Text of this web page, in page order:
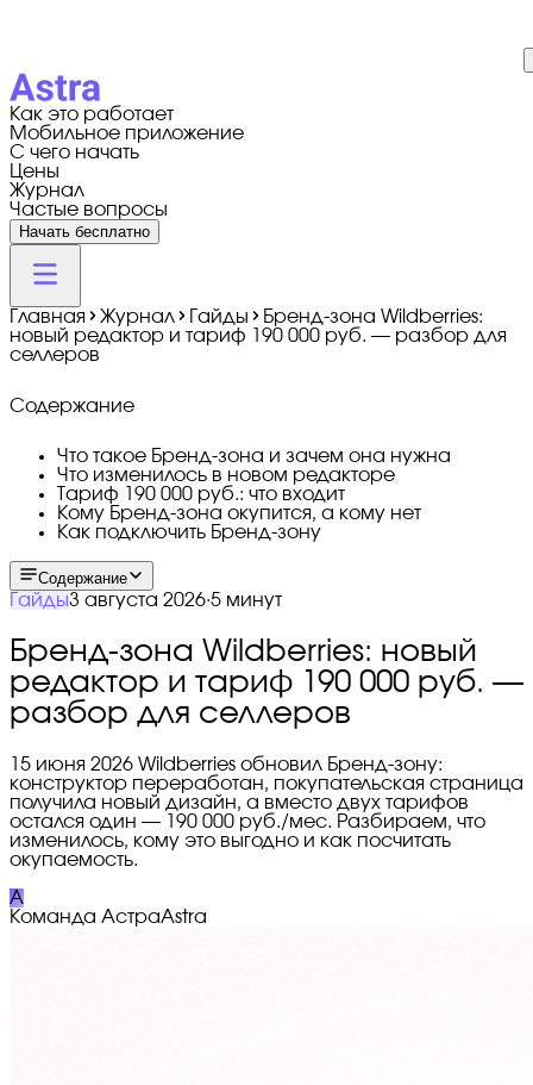
Как это работает
Мобильное приложение
С чего начать
Цены
Журнал
Частые вопросы
Начать бесплатно
Главная Журнал Гайды
Бренд-зона Wildberries:
новый редактор и тариф 190 000 руб. — разбор для
селлеров
Содержание
Что такое Бренд-зона и зачем она нужна
Что изменилось в новом редакторе
Тариф 190 000 руб.: что входит
Кому Бренд-зона окупится, а кому нет
Как подключить Бренд-зону
Содержание
Гайды3 августа 2026·5 минут
Бренд-зона Wildberries: новый
редактор и тариф 190 000 руб. —
разбор для селлеров
15 июня 2026 Wildberries обновил Бренд-зону:
конструктор переработан, покупательская страница
получила новый дизайн, а вместо двух тарифов
остался один — 190 000 руб./мес. Разбираем, что
изменилось, кому это выгодно и как посчитать
окупаемость.
A
Команда АстраAstra